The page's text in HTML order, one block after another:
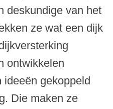
deskundige van het
ze wat een dijk
ontwikkelen
gekoppeld
Die maken ze